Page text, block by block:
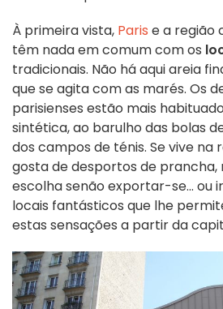
À primeira vista, Paris e a região
têm nada em comum com os
tradicionais. Não há aqui areia
que se agita com as marés. Os
parisienses estão mais
sintética, ao barulho das bolas
dos campos de ténis. Se vive na
gosta de desportos de
escolha senão exportar-se... ou
locais fantásticos que lhe
estas sensações a partir da